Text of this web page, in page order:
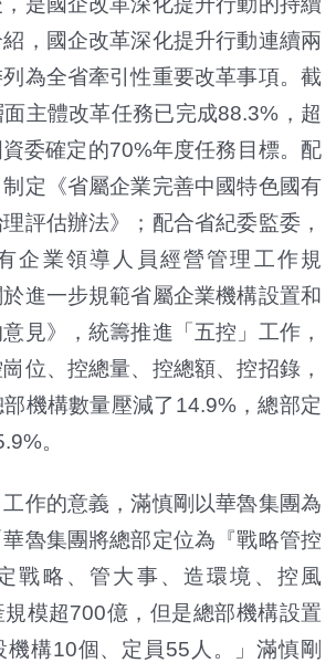
，國企改革深化提升行動連續兩
為全省牽引性重要改革事項。截
主體改革任務已完成88.3%，超
委確定的70%年度任務目標。配
定《省屬企業完善中國特色國有
評估辦法》；配合省紀委監委，
企業領導人員經營管理工作規
進一步規範省屬企業機構設置和
見》，統籌推進「五控」工作，
位、控總量、控總額、控招錄，
機構數量壓減了14.9%，總部定
。
作的意義，滿慎剛以華魯集團為
魯集團將總部定位為『戰略管控
戰略、管大事、造環境、控風
模超700億，但是總部機構設置
機構10個、定員55人。」滿慎剛